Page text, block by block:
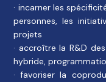
· incarner les
personnes, les
projets
· accroître la R&D
hybride,
· favoriser la